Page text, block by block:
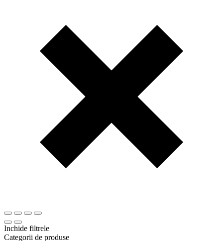
Inchide filtrele
Categorii de produse